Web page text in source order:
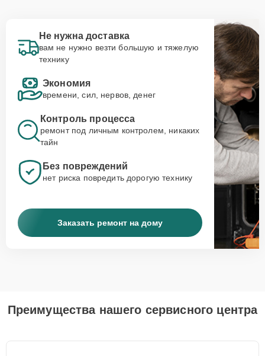
Не нужна доставка
вам не нужно везти большую и тяжелую
технику
Экономия
времени, сил, нервов, денег
Контроль процесса
ремонт под личным контролем, никаких
тайн
Без повреждений
нет риска повредить дорогую технику
Заказать ремонт на дому
Преимущества нашего сервисного центра